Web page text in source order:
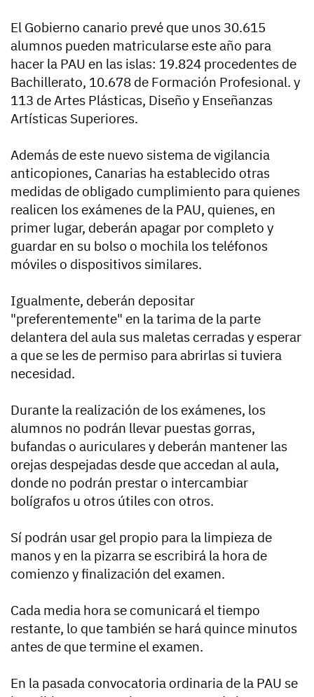
El Gobierno canario prevé que unos 30.615
alumnos pueden matricularse este año para
hacer la PAU en las islas: 19.824 procedentes de
Bachillerato, 10.678 de Formación Profesional. y
113 de Artes Plásticas, Diseño y Enseñanzas
Artísticas Superiores.
Además de este nuevo sistema de vigilancia
anticopiones, Canarias ha establecido otras
medidas de obligado cumplimiento para quienes
realicen los exámenes de la PAU, quienes, en
primer lugar, deberán apagar por completo y
guardar en su bolso o mochila los teléfonos
móviles o dispositivos similares.
Igualmente, deberán depositar
"preferentemente" en la tarima de la parte
delantera del aula sus maletas cerradas y esperar
a que se les de permiso para abrirlas si tuviera
necesidad.
Durante la realización de los exámenes, los
alumnos no podrán llevar puestas gorras,
bufandas o auriculares y deberán mantener las
orejas despejadas desde que accedan al aula,
donde no podrán prestar o intercambiar
bolígrafos u otros útiles con otros.
Sí podrán usar gel propio para la limpieza de
manos y en la pizarra se escribirá la hora de
comienzo y finalización del examen.
Cada media hora se comunicará el tiempo
restante, lo que también se hará quince minutos
antes de que termine el examen.
En la pasada convocatoria ordinaria de la PAU se